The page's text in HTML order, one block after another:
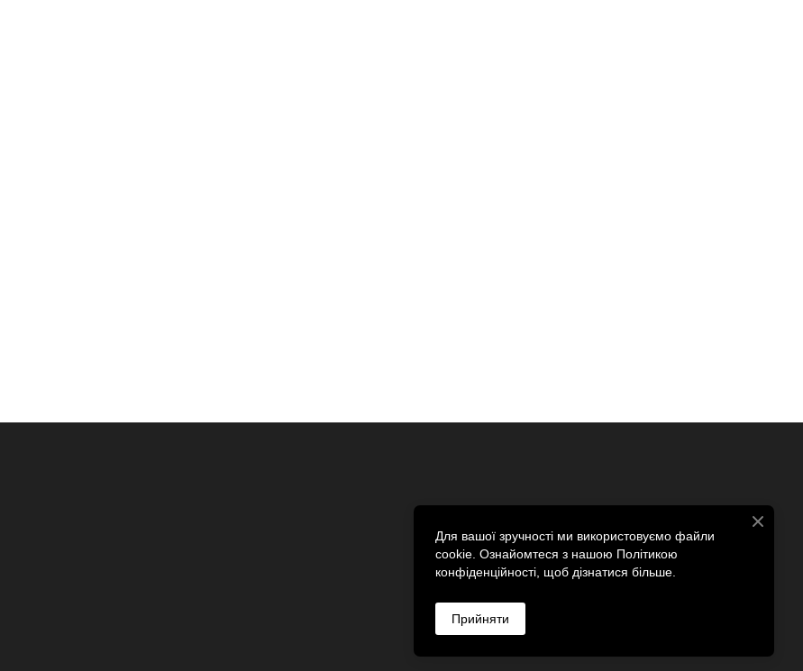
Для вашої зручності ми використовуємо файли
cookie. Ознайомтеся з нашою Політикою
конфіденційності, щоб дізнатися більше.
Прийняти